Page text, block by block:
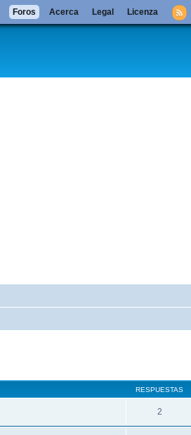
RESPUESTAS
2
Foros Acerca Legal Licenza